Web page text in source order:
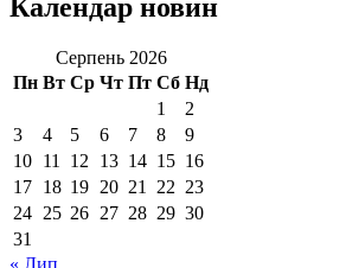
Календар новин
Серпень 2026
Пн Вт Ср Чт Пт Сб Нд
1
2
3
4 5 6 7 8
9
10 11 12 13 14 15 16
17 18 19 20 21 22 23
24 25 26 27 28 29 30
31